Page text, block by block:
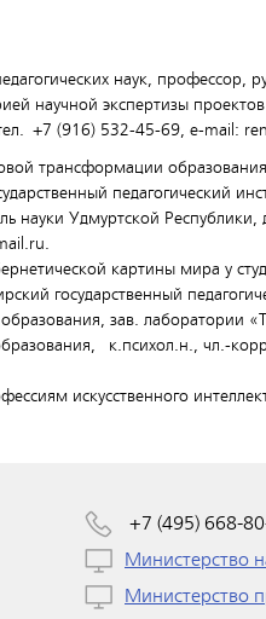
наук, профессор,
научной экспертизы
+7 (916) 532-45-69, e-mail:
трансформации
педагогический
науки Удмуртской
картины мира у
государственный
зав. лаборатории
к.психол.н., чл.-
искусственного
+7 (495) 668-
Министерство
Министерство